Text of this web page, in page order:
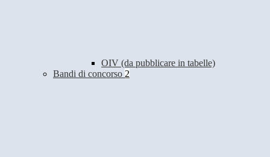
OIV (da pubblicare in tabelle)
Bandi di concorso 2